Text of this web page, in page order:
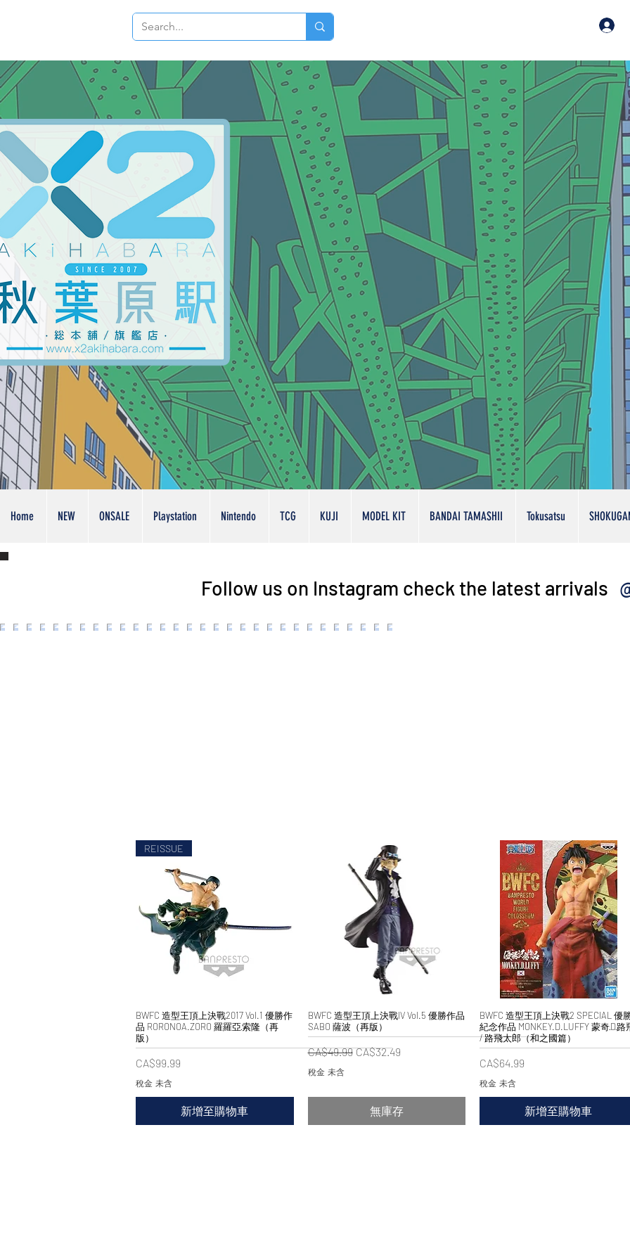
Home NEW ONSALE Playstation Nintendo TCG KUJI MODEL KIT BANDAI TAMASHII Tokusatsu
Follow us on Instagram check the latest arrivals
快速瀏覽
REISSUE
BWFC 造型王頂上決戰2017 Vol.1 優勝作
品 RORONOA.ZORO 羅羅亞·索隆（再
版）
價格
CA$99.99
稅金 未含
新增至購物車
快速瀏覽
BWFC 造型王頂上決戰IV Vol.5 優勝作品
SABO 薩波（再版）
一般價格
CA$49.99促銷價格
CA$32.49
稅金 未含
無庫存
快速瀏覽
BWFC 造型王頂上決戰2 SPECIAL 優
紀念作品 MONKEY.D.LUFFY 蒙奇·D·路
/ 路飛太郎（和之國篇）
價格
CA$64.99
稅金 未含
新增至購物車